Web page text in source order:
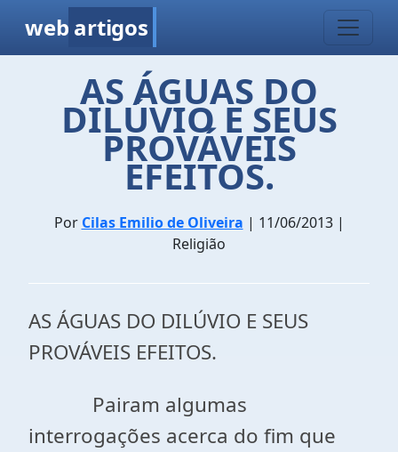
web artigos
AS ÁGUAS DO
DILÚVIO E SEUS
PROVÁVEIS
EFEITOS.
Por Cilas Emilio de Oliveira | 11/06/2013 |
Religião
AS ÁGUAS DO DILÚVIO E SEUS
PROVÁVEIS EFEITOS.
Pairam algumas
interrogações acerca do fim que